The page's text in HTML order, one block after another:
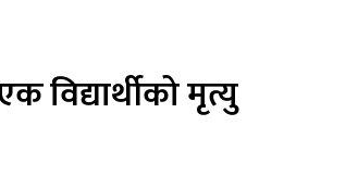
विद्यार्थीको मृत्यु